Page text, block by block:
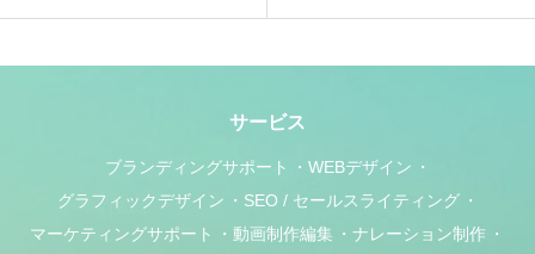
サービス
ブランディングサポート
WEBデザイン
グラフィックデザイン
SEO / セールスライティング
マーケティングサポート
動画制作編集
ナレーション制作